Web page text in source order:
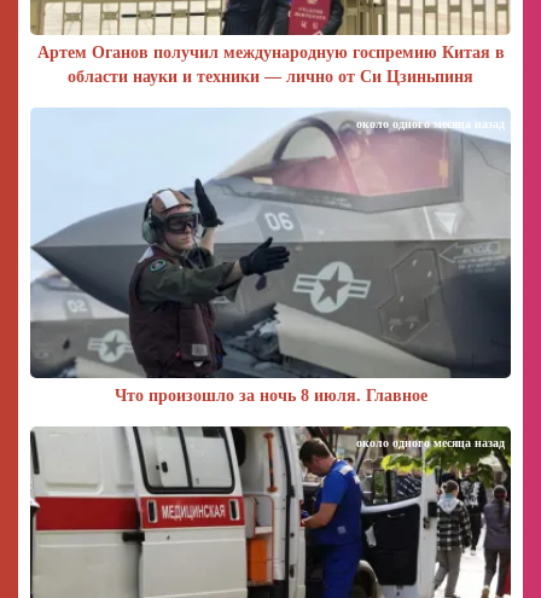
Артем Оганов получил международную госпремию Китая в
области науки и техники — лично от Си Цзиньпиня
Что произошло за ночь 8 июля. Главное
около одного месяца назад
около одного месяца назад